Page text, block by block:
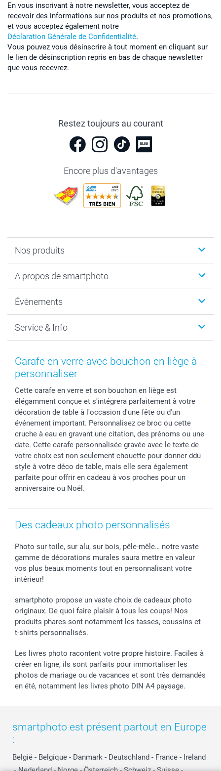
En vous inscrivant à notre newsletter, vous acceptez de
recevoir des informations sur nos produits et nos promotions,
et vous acceptez également notre
Déclaration Générale de Confidentialité.
Vous pouvez vous désinscrire à tout moment en cliquant sur
le lien de désinscription repris en bas de chaque newsletter
que vous recevrez.
Restez toujours au courant
Encore plus d'avantages
Nos produits
Cadeaux photo
MyNameBook
Développement photo & Tirage photo
Cadres photo & accessoires déco
Calendrier photos & Agendas photo
Chèque Cadeau
A propos de smartphoto
Durabilité
Gestion des cookies
Mentions Légales
Investor Relations
B2B smartbusiness
Droit de rétractation
Évènements
Nouvel An
Fête des Mères
Fête des Pères
Mariage
Fête d'anniversaire
Collection naissance
Tous les évènements
Service & Info
Tarifs et frais de livraison
Modes de Paiement
Identifiez-vous
Plan du site
Statut de ma commande
smarfriends
smartgarantie
smartbonus
Carafe en verre avec bouchon en liège à
personnaliser
Cette carafe en verre et son bouchon en liège est
élégamment conçue et s'intégrera parfaitement à votre
décoration de table à l'occasion d'une fête ou d'un
événement important. Personnalisez ce broc ou cette
cruche à eau en gravant une citation, des prénoms ou une
date. Cette carafe personnalisée gravée avec le texte de
votre choix est non seulement chouette pour donner ddu
style à votre déco de table, mais elle sera également
parfaite pour offrir en cadeau à vos proches pour un
anniversaire ou Noël.
Des cadeaux photo personnalisés
Photo sur toile, sur alu, sur bois, pêle-mêle… notre vaste
gamme de décorations murales saura mettre en valeur
vos plus beaux moments tout en personnalisant votre
intérieur!
smartphoto propose un vaste choix de cadeaux photo
originaux. De quoi faire plaisir à tous les coups! Nos
produits phares sont notamment les tasses, coussins et
t-shirts personnalisés.
Les livres photo racontent votre propre histoire. Faciles à
créer en ligne, ils sont parfaits pour immortaliser les
photos de mariage ou de vacances et sont très demandés
en été, notamment les livres photo DIN A4 paysage.
smartphoto est présent partout en Europe
:
België - Belgique - Danmark - Deutschland - France - Ireland